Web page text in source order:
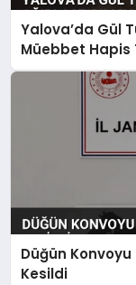
Yalova’da Gül
Müebbet Hapis
Düğün Konvoyu
Kesildi